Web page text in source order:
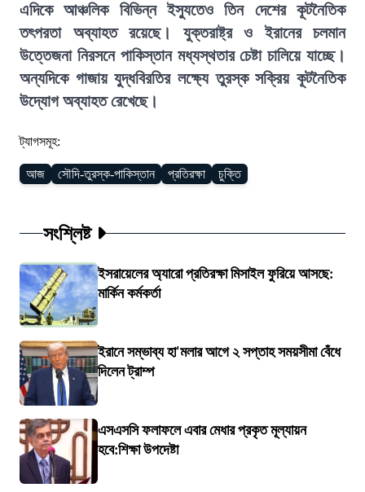
এদিকে আঞ্চলিক বিভিন্ন ইস্যুতেও তিন দেশের কূটনৈতিক
তৎপরতা অব্যাহত রয়েছে। যুক্তরাষ্ট্র ও ইরানের চলমান
উত্তেজনা নিরসনে পাকিস্তান মধ্যস্থতার চেষ্টা চালিয়ে যাচ্ছে।
অন্যদিকে গাজায় যুদ্ধবিরতির লক্ষ্যে তুরস্ক সক্রিয় কূটনৈতিক
উদ্যোগ অব্যাহত রেখেছে।
ট্যাগসমূহ:
আজ সৌদি-তুরস্ক-পাকিস্তান প্রতিরক্ষা চুক্তি
সংশ্লিষ্ট
ইসরায়েলের অ্যারো প্রতিরক্ষা মিসাইল ফুরিয়ে আসছে:
মার্কিন কর্মকর্তা
ইরানে সম্ভাব্য হা'মলার আগে ২ সপ্তাহ সময়সীমা বেঁধে
দিলেন ট্রাম্প
এসএসসি ফলাফলে এবার মেধার প্রকৃত মূল্যায়ন
হবে:শিক্ষা উপদেষ্টা